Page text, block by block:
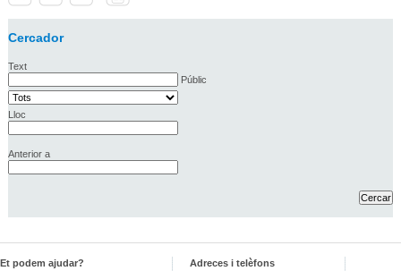
Cercador
Text
Públic
Lloc
Anterior a
Et podem ajudar?
Adreces i telèfons